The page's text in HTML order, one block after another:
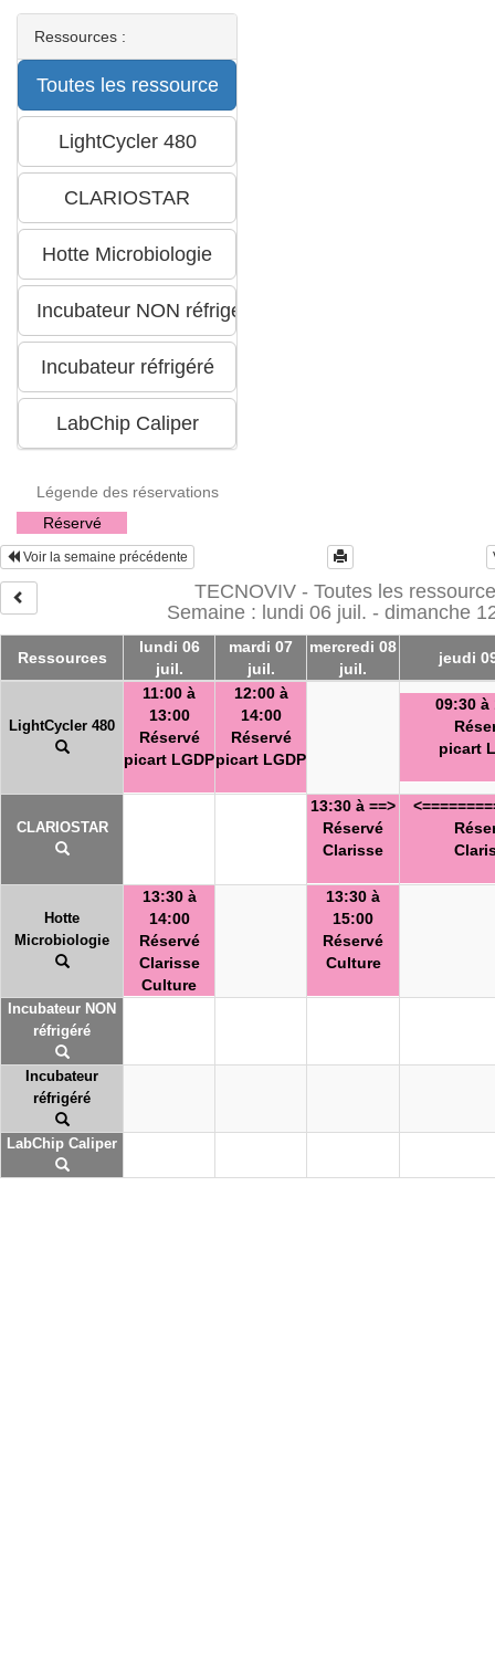
Ressources :
Légende des réservations
Réservé
Voir la semaine précédente
TECNOVIV - Toutes les
Semaine : lundi 06 juil. - dimanche
Ressources
lundi 06
juil.
mardi 07
juil.
mercredi 08
juil.
jeudi
LightCycler 480
11:00 à
13:00
Réservé
picart LGDP
12:00 à
14:00
Réservé
picart LGDP
09:30 à
picart
CLARIOSTAR
13:30 à ==>
Réservé
Clarisse
Hotte
Microbiologie
13:30 à
14:00
Réservé
Clarisse
Culture
13:30 à
15:00
Réservé
Culture
Incubateur NON
réfrigéré
Incubateur
réfrigéré
LabChip Caliper